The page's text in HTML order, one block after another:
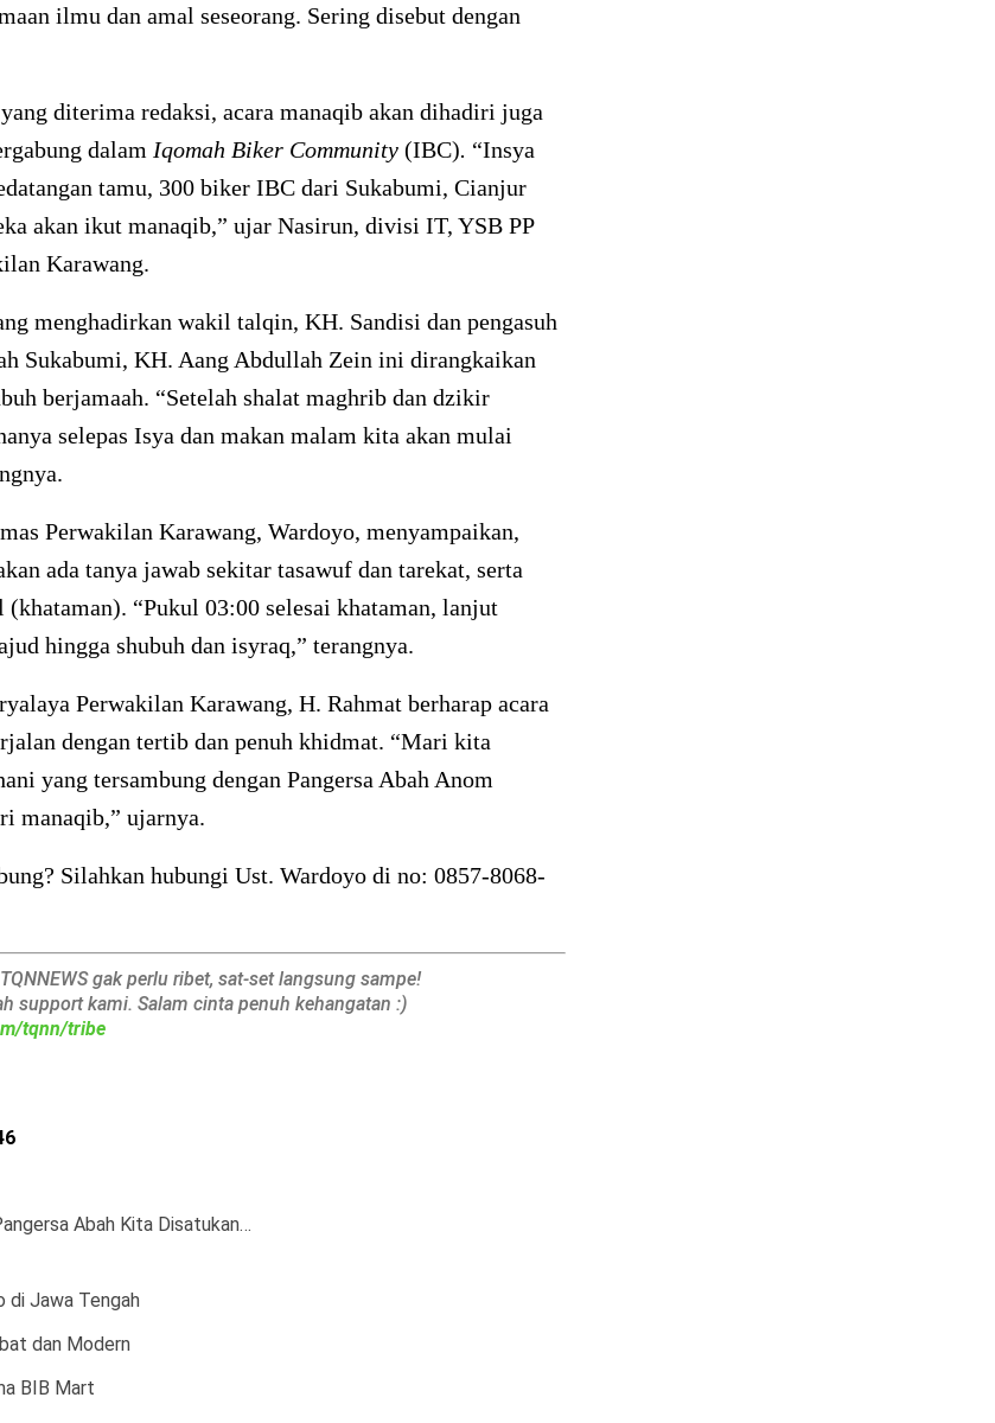
ilmu dan amal seseorang. Sering disebut dengan
diterima redaksi, acara manaqib akan dihadiri juga
dalam Iqomah Biker Community (IBC). “Insya
tamu, 300 biker IBC dari Sukabumi, Cianjur
akan ikut manaqib,” ujar Nasirun, divisi IT, YSB PP
Karawang.
menghadirkan wakil talqin, KH. Sandisi dan pengasuh
Sukabumi, KH. Aang Abdullah Zein ini dirangkaikan
berjamaah. “Setelah shalat maghrib dan dzikir
selepas Isya dan makan malam kita akan mulai
Perwakilan Karawang, Wardoyo, menyampaikan,
ada tanya jawab sekitar tasawuf dan tarekat, serta
“Pukul 03:00 selesai khataman, lanjut
hingga shubuh dan isyraq,” terangnya.
Perwakilan Karawang, H. Rahmat berharap acara
dengan tertib dan penuh khidmat. “Mari kita
yang tersambung dengan Pangersa Abah Anom
manaqib,” ujarnya.
Silahkan hubungi Ust. Wardoyo di no: 0857-8068-
gak perlu ribet, sat-set langsung sampe!
support kami. Salam cinta penuh kehangatan :)
tqnn/tribe
Abah Kita Disatukan…
di Jawa Tengah
dan Modern
BIB Mart